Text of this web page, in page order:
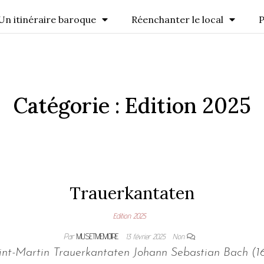
itinéraire baroque Réenchanter le local
Catégorie : Edition 2025
Trauerkantaten
Edition 2025
ParMUSETMEMOIRE 13 février 2025 Non
Martin Trauerkantaten Johann Sebastian Bach